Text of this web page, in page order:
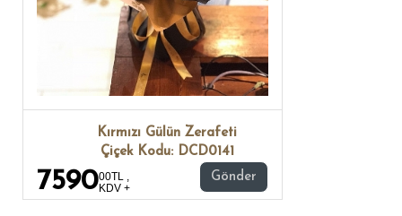
Kırmızı Gülün Zerafeti
Çiçek Kodu: DCD0141
759000TL ,
KDV +
Gönder